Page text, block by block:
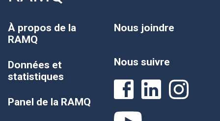
À propos de la
RAMQ
Données et
statistiques
Panel de la RAMQ
Nous joindre
Nous suivre